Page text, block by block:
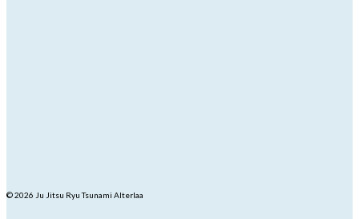
© 2026 Ju Jitsu Ryu Tsunami Alterlaa